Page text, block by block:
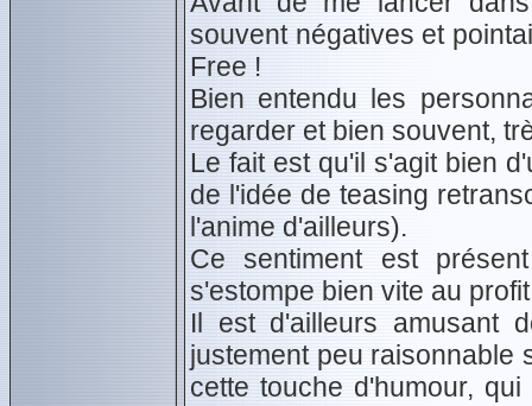
souvent négatives et
Free !
Bien entendu les
regarder et bien souvent,
Le fait est qu'il s'agit bien
de l'idée de teasing
l'anime d'ailleurs).
Ce sentiment est
s'estompe bien vite au
Il est d'ailleurs amusant
justement peu raisonnable
cette touche d'humour,